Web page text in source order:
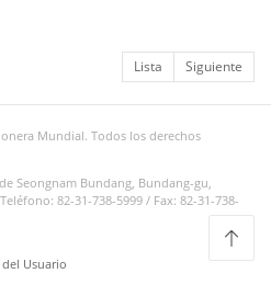
Lista Siguiente
Mundial. Todos los derechos
Seongnam Bundang, Bundang-gu,
82-31-738-5999 / Fax: 82-31-738-
Usuario